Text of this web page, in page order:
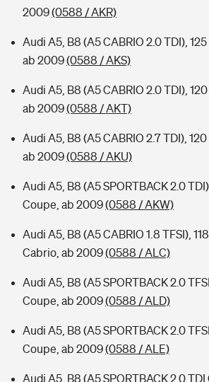
2009(0588 / AKR)
Audi A5, B8 (A5 CABRIO 2.0 TDI),
ab 2009(0588 / AKS)
Audi A5, B8 (A5 CABRIO 2.0 TDI),
ab 2009(0588 / AKT)
Audi A5, B8 (A5 CABRIO 2.7 TDI),
ab 2009(0588 / AKU)
Audi A5, B8 (A5 SPORTBACK 2.0
Coupe, ab 2009(0588 / AKW)
Audi A5, B8 (A5 CABRIO 1.8 TFSI),
Cabrio, ab 2009(0588 / ALC)
Audi A5, B8 (A5 SPORTBACK 2.0
Coupe, ab 2009(0588 / ALD)
Audi A5, B8 (A5 SPORTBACK 2.0
Coupe, ab 2009(0588 / ALE)
Audi A5, B8 (A5 SPORTBACK 2.0 TDI